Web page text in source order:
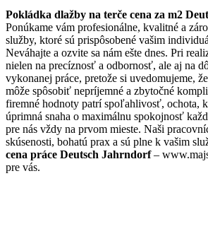
Pokládka dlažby na terče cena za m2
Ponúkame vám profesionálne, kvalitné a
služby, ktoré sú prispôsobené vašim
Neváhajte a ozvite sa nám ešte dnes. Pri
nielen na precíznosť a odbornosť, ale aj na
vykonanej práce, pretože si uvedomujeme,
môže spôsobiť nepríjemné a zbytočné
firemné hodnoty patrí spoľahlivosť, ochota,
úprimná snaha o maximálnu spokojnosť
pre nás vždy na prvom mieste. Naši
skúsenosti, bohatú prax a sú plne k vašim
cena práce Deutsch Jahrndorf–
pre vás.